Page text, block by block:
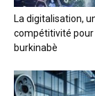
La digitalisation,
compétitivité pour
burkinabè